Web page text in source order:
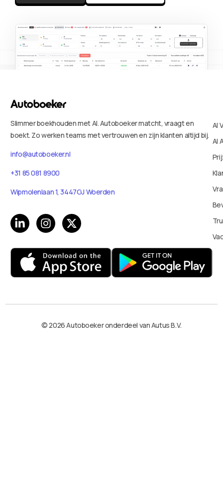
Slimmer boekhouden met AI. Autoboeker matcht, vraagt en
boekt. Zo werken teams met vertrouwen en zijn klanten altijd bij.
info@autoboeker.nl
+31 85 081 8900
Wipmolenlaan 1, 3447GJ Woerden
AI
AI
© 2026 Autoboeker onderdeel van Autus B.V.